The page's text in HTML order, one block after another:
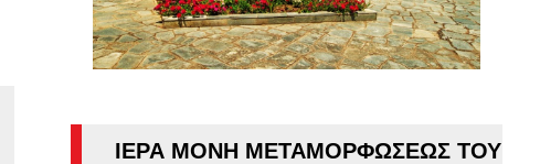
ΙΕΡΑ ΜΟΝΗ ΜΕΤΑΜΟΡΦΩΣΕΩΣ ΤΟΥ